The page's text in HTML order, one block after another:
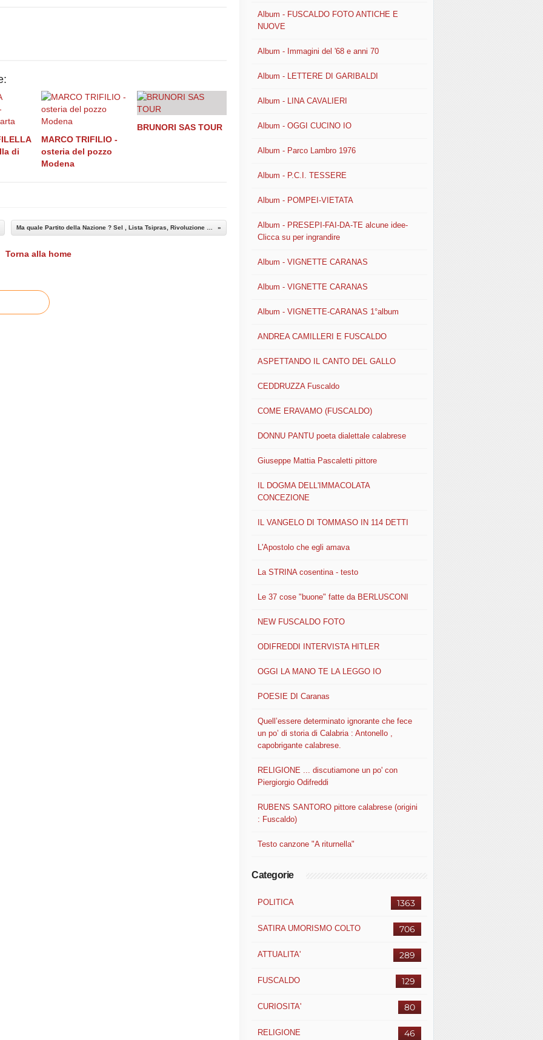
di
MARCO TRIFILIO -
osteria del pozzo
Modena
BRUNORI SAS TOUR
Torna alla home
Album - FUSCALDO FOTO ANTICHE E
NUOVE
Album - Immagini del '68 e anni 70
Album - LETTERE DI GARIBALDI
Album - LINA CAVALIERI
Album - OGGI CUCINO IO
Album - Parco Lambro 1976
Album - P.C.I. TESSERE
Album - POMPEI-VIETATA
Album - PRESEPI-FAI-DA-TE alcune idee-
Clicca su per ingrandire
Album - VIGNETTE CARANAS
Album - VIGNETTE CARANAS
Album - VIGNETTE-CARANAS 1°album
ANDREA CAMILLERI E FUSCALDO
ASPETTANDO IL CANTO DEL GALLO
CEDDRUZZA Fuscaldo
COME ERAVAMO (FUSCALDO)
DONNU PANTU poeta dialettale calabrese
Giuseppe Mattia Pascaletti pittore
IL DOGMA DELL'IMMACOLATA
CONCEZIONE
IL VANGELO DI TOMMASO IN 114 DETTI
L'Apostolo che egli amava
La STRINA cosentina - testo
Le 37 cose "buone" fatte da BERLUSCONI
NEW FUSCALDO FOTO
ODIFREDDI INTERVISTA HITLER
OGGI LA MANO TE LA LEGGO IO
POESIE DI Caranas
Quell’essere determinato ignorante che fece
un po’ di storia di Calabria : Antonello ,
capobrigante calabrese.
RELIGIONE ... discutiamone un po' con
Piergiorgio Odifreddi
RUBENS SANTORO pittore calabrese (origini
: Fuscaldo)
Testo canzone "A riturnella"
Categorie
1363
POLITICA
706
SATIRA UMORISMO COLTO
289
ATTUALITA'
129
FUSCALDO
80
CURIOSITA'
46
RELIGIONE